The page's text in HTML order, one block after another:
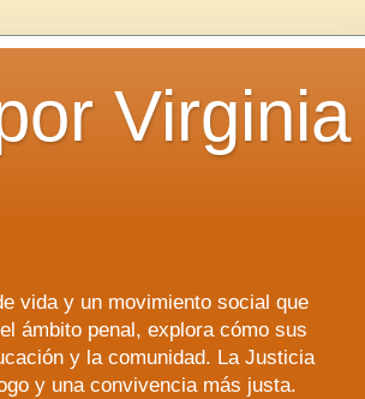
Virginia
vida y un movimiento social que
ámbito penal, explora cómo sus
y la comunidad. La Justicia
y una convivencia más justa.